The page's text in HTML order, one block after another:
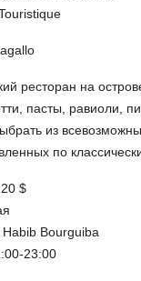
ресторан на
пасты, равиоли,
из
по
$
Bourguiba
23:00